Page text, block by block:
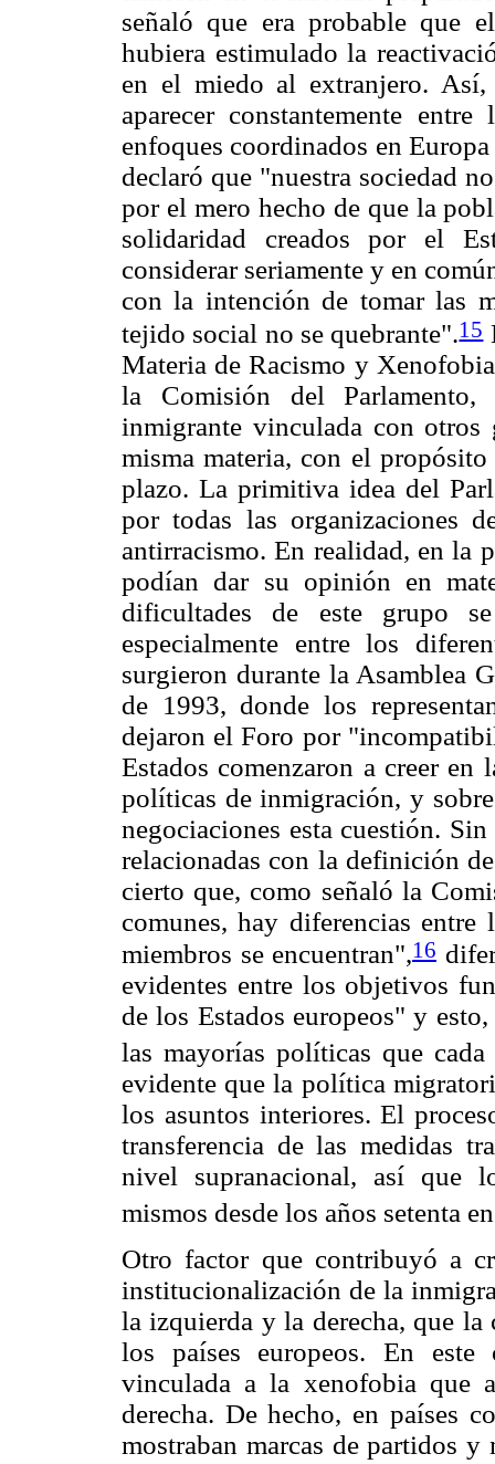
señaló que era probable que
hubiera estimulado la
en el miedo al extranjero.
aparecer constantemente
enfoques coordinados en
declaró que "nuestra sociedad
por el mero hecho de que la
solidaridad creados por el
considerar seriamente y en
con la intención de tomar las
tejido social no se quebrante".15
Materia de Racismo y
la Comisión del
inmigrante vinculada con otros
misma materia, con el
plazo. La primitiva idea del
por todas las organizaciones
antirracismo. En realidad, en la
podían dar su opinión en
dificultades de este grupo
especialmente entre los
surgieron durante la Asamblea
de 1993, donde los
dejaron el Foro por
Estados comenzaron a creer en
políticas de inmigración, y
negociaciones esta cuestión.
relacionadas con la definición
cierto que, como señaló la
comunes, hay diferencias
miembros se encuentran",16
evidentes entre los objetivos
de los Estados europeos" y
las mayorías políticas que
evidente que la política
los asuntos interiores. El
transferencia de las medidas
nivel supranacional, así que
mismos desde los años setenta
Otro factor que contribuyó a
institucionalización de la
la izquierda y la derecha, que
los países europeos. En
vinculada a la xenofobia que
derecha. De hecho, en países
mostraban marcas de partidos